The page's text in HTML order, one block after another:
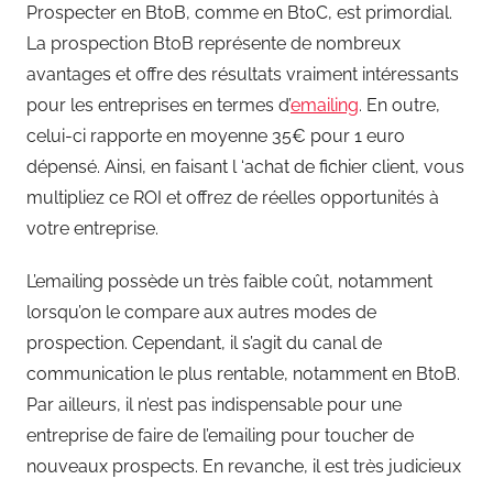
Prospecter en BtoB, comme en BtoC, est primordial.
La prospection BtoB représente de nombreux
avantages et offre des résultats vraiment intéressants
pour les entreprises en termes d’emailing. En outre,
celui-ci rapporte en moyenne 35€ pour 1 euro
dépensé. Ainsi, en faisant l ‘achat de fichier client, vous
multipliez ce ROI et offrez de réelles opportunités à
votre entreprise.
L’emailing possède un très faible coût, notamment
lorsqu’on le compare aux autres modes de
prospection. Cependant, il s’agit du canal de
communication le plus rentable, notamment en BtoB.
Par ailleurs, il n’est pas indispensable pour une
entreprise de faire de l’emailing pour toucher de
nouveaux prospects. En revanche, il est très judicieux